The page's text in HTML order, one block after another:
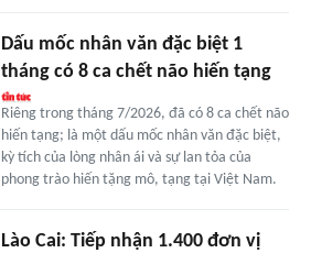
Dấu mốc nhân văn đặc biệt 1
tháng có 8 ca chết não hiến tạng
Riêng trong tháng 7/2026, đã có 8 ca chết não
hiến tạng; là một dấu mốc nhân văn đặc biệt,
kỳ tích của lòng nhân ái và sự lan tỏa của
phong trào hiến tặng mô, tạng tại Việt Nam.
Lào Cai: Tiếp nhận 1.400 đơn vị